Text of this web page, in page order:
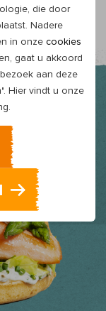
die door
Nadere
in onze cookies
gaat u akkoord
aan deze
. Hier vindt u onze